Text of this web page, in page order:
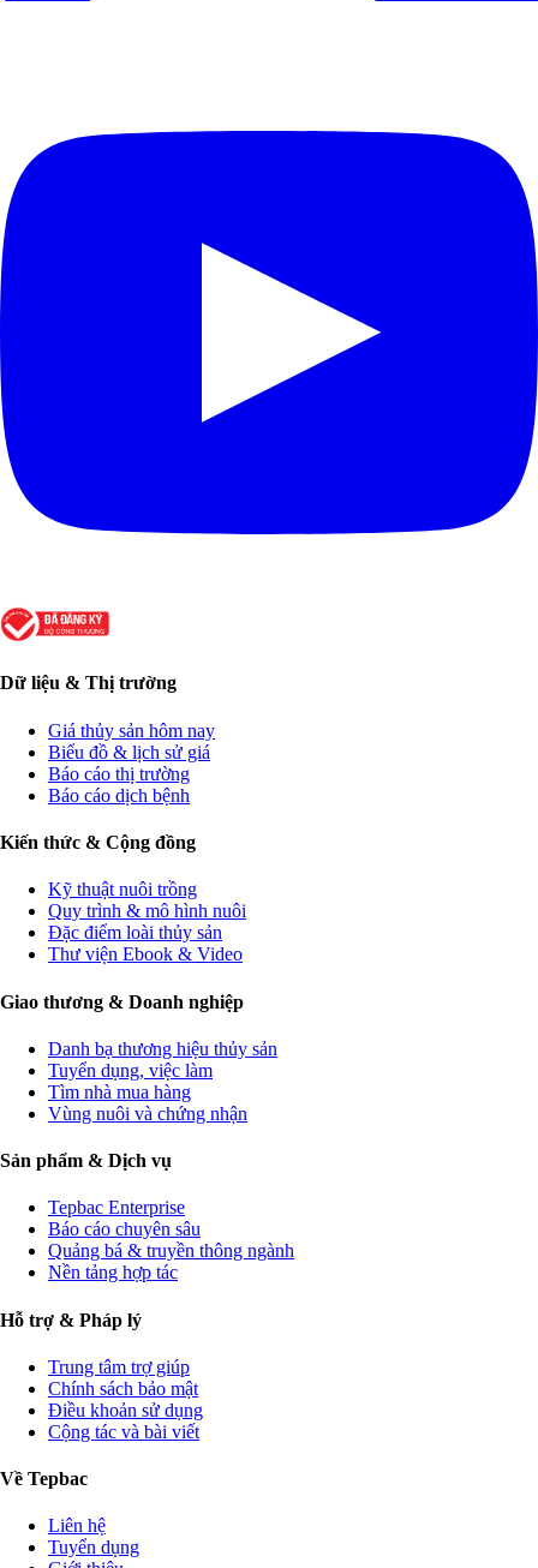
Dữ liệu & Thị trường
Giá thủy sản hôm nay
Biểu đồ & lịch sử giá
Báo cáo thị trường
Báo cáo dịch bệnh
Kiến thức & Cộng đồng
Kỹ thuật nuôi trồng
Quy trình & mô hình nuôi
Đặc điểm loài thủy sản
Thư viện Ebook & Video
Giao thương & Doanh nghiệp
Danh bạ thương hiệu thủy sản
Tuyển dụng, việc làm
Tìm nhà mua hàng
Vùng nuôi và chứng nhận
Sản phẩm & Dịch vụ
Tepbac Enterprise
Báo cáo chuyên sâu
Quảng bá & truyền thông ngành
Nền tảng hợp tác
Hỗ trợ & Pháp lý
Trung tâm trợ giúp
Chính sách bảo mật
Điều khoản sử dụng
Cộng tác và bài viết
Về Tepbac
Liên hệ
Tuyển dụng